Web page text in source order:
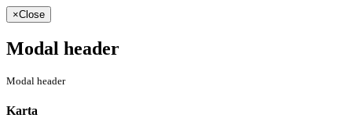
×Close
Modal header
Modal header
Karta